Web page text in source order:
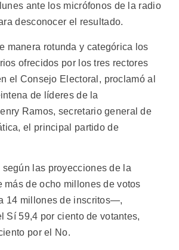
ante los micrófonos de la radio
desconocer el resultado.
manera rotunda y categórica los
ofrecidos por los tres rectores
el Consejo Electoral, proclamó al
de líderes de la
Ramos, secretario general de
el principal partido de
según las proyecciones de la
más de ocho millones de votos
14 millones de inscritos—,
Sí 59,4 por ciento de votantes,
por el No.